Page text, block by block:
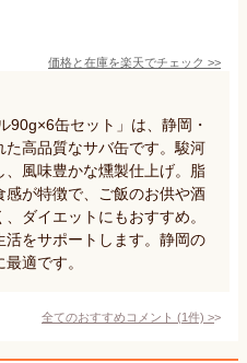
価格と在庫を楽天でチェック >>
90g×6缶セット」は、静岡・
高品質なサバ缶です。駿河
風味豊かな燻製仕上げ。脂
が特徴で、ご飯のお供や酒
ダイエットにもおすすめ。
をサポートします。静岡の
適です。
全てのおすすめコメント (1件) >